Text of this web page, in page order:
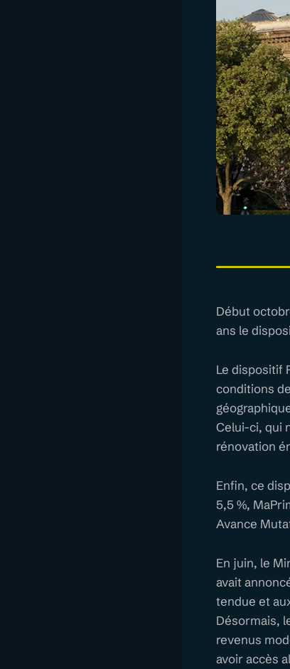
Début
ans le
Le dispositif
conditions
Celui-ci, qui
rénovation
Enfin, ce
5,5 %,
Avance
En juin, le
avait
tendue et
Désormais,
revenus
avoir accès